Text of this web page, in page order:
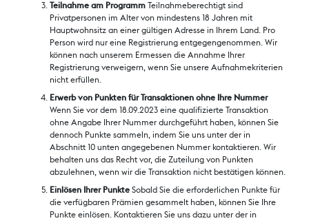
Teilnahme am Programm Teilnahmeberechtigt sind
Privatpersonen im Alter von mindestens 18 Jahren mit
Hauptwohnsitz an einer gültigen Adresse in Ihrem Land. Pro
Person wird nur eine Registrierung entgegengenommen. Wir
können nach unserem Ermessen die Annahme Ihrer
Registrierung verweigern, wenn Sie unsere Aufnahmekriterien
nicht erfüllen.
Erwerb von Punkten für Transaktionen ohne Ihre Nummer
Wenn Sie vor dem 18.09.2023 eine qualifizierte Transaktion
ohne Angabe Ihrer Nummer durchgeführt haben, können Sie
dennoch Punkte sammeln, indem Sie uns unter der in
Abschnitt 10 unten angegebenen Nummer kontaktieren. Wir
behalten uns das Recht vor, die Zuteilung von Punkten
abzulehnen, wenn wir die Transaktion nicht bestätigen können.
Einlösen Ihrer Punkte Sobald Sie die erforderlichen Punkte für
die verfügbaren Prämien gesammelt haben, können Sie Ihre
Punkte einlösen. Kontaktieren Sie uns dazu unter der in